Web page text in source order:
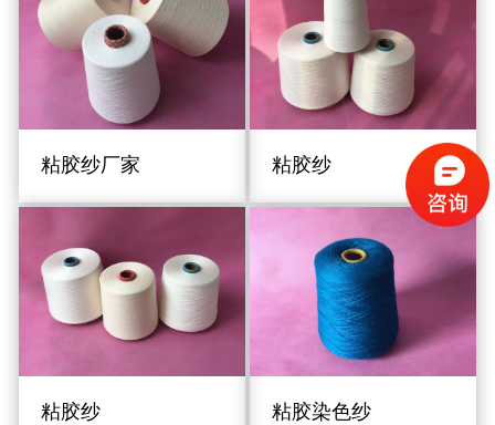
粘胶纱厂家 粘胶纱
粘胶纱 粘胶染色纱